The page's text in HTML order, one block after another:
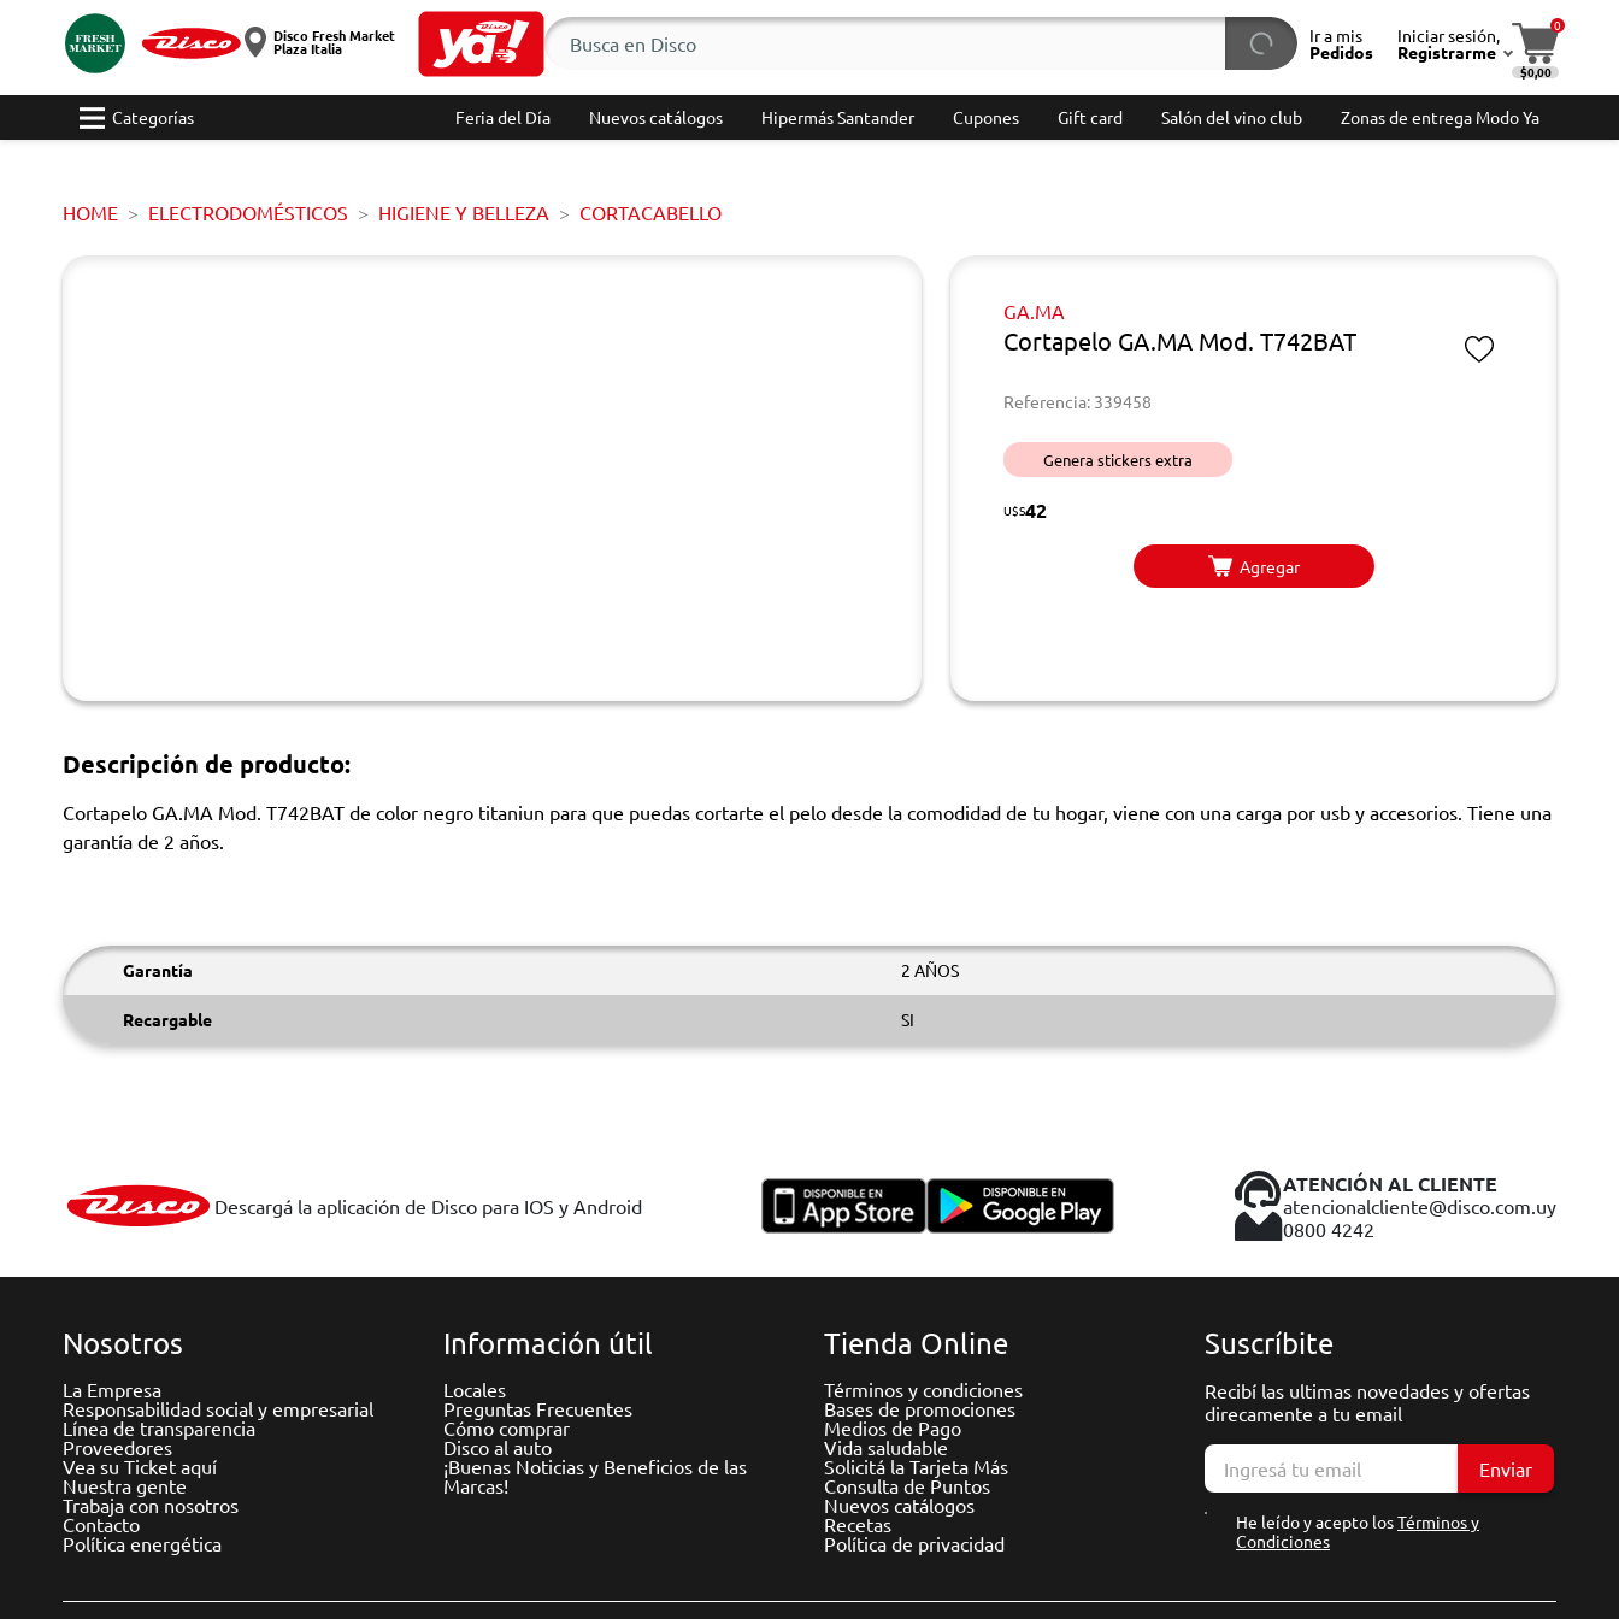
Disco Fresh Market
Plaza Italia
Ir a mis
Pedidos
Iniciar sesión,
Registrarme
0
$0,00
Categorías Feria del Día Nuevos catálogos Hipermás Santander Cupones Gift card Salón del vino club Zonas de entrega Modo Ya
HOME ELECTRODOMÉSTICOS HIGIENE Y BELLEZA CORTACABELLO
GA.MA
Cortapelo GA.MA Mod. T742BAT
Referencia: 339458
Genera stickers extra
U$S42
Agregar
Descripción de producto:
Cortapelo GA.MA Mod. T742BAT de color negro titaniun para que puedas cortarte el pelo desde la comodidad de tu hogar, viene con una carga por usb y accesorios. Tiene una
garantía de 2 años.
Garantía 2 AÑOS
Recargable SI
Descargá la aplicación de Disco para IOS y Android
ATENCIÓN AL CLIENTE
atencionalcliente@disco.com.uy
0800 4242
Nosotros
La Empresa
Responsabilidad social y empresarial
Línea de transparencia
Proveedores
Vea su Ticket aquí
Nuestra gente
Trabaja con nosotros
Contacto
Política energética
Información útil
Locales
Preguntas Frecuentes
Cómo comprar
Disco al auto
¡Buenas Noticias y Beneficios de las
Marcas!
Tienda Online
Términos y condiciones
Bases de promociones
Medios de Pago
Vida saludable
Solicitá la Tarjeta Más
Consulta de Puntos
Nuevos catálogos
Recetas
Política de privacidad
Suscríbite
Recibí las ultimas novedades y ofertas
direcamente a tu email
Enviar
He leído y acepto losTérminos y
Condiciones